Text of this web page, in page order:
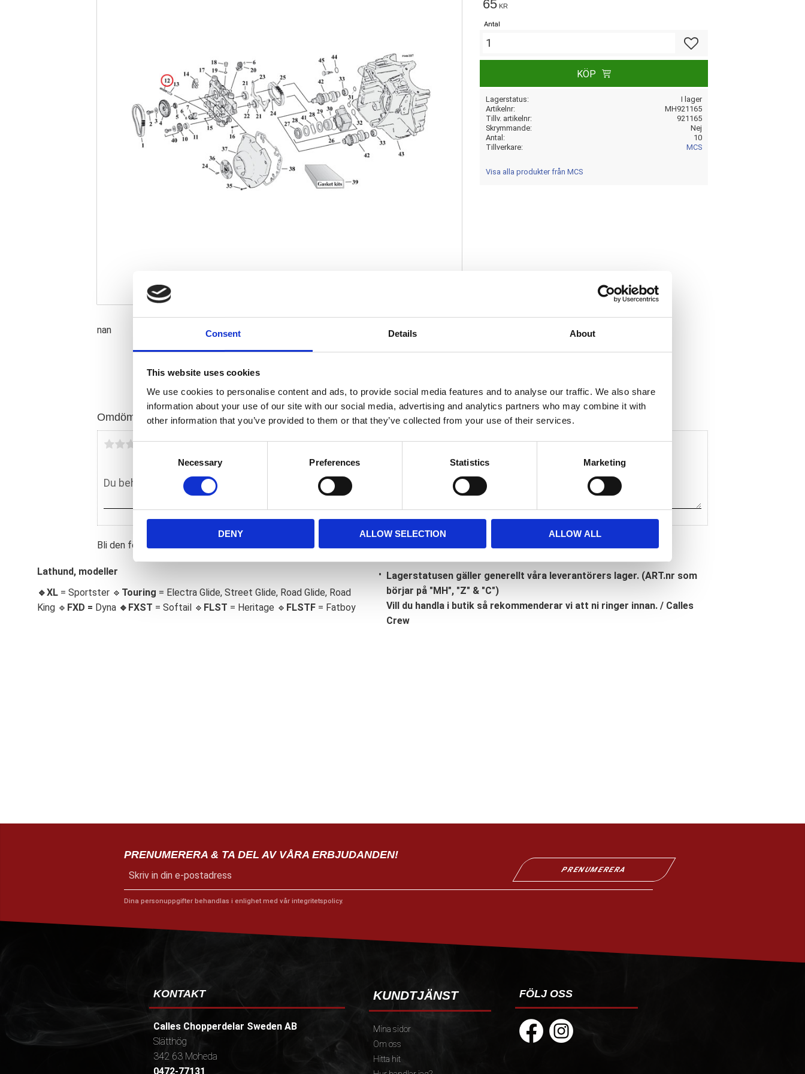
Consent Details About
This website uses cookies
We use cookies to personalise content and ads, to provide social media features and to analyse our traffic. We also share
information about your use of our site with our social media, advertising and analytics partners who may combine it with
other information that you’ve provided to them or that they’ve collected from your use of their services.
C
S
e
e
c
Necessary Preferences Statistics Marketing
DENY ALLOW SELECTION ALLOW ALL
65 KR
Antal
KÖP
Lagerstatus
I lager
Artikelnr
MH921165
Tillv. artikelnr
921165
Skrymmande
Nej
Antal
10
Tillverkare
MCS
Visa alla produkter från MCS
nan
Dela med dig
c
b
o
Omdömen
Du
Bli den första att lämna ett omdöme.
Lathund, modeller
🔹XL = Sportster 🔹 Touring = Electra Glide, Street Glide, Road Glide, Road
King 🔹 FXD = Dyna 🔹 FXST = Softail 🔹 FLST = Heritage 🔹 FLSTF = Fatboy
Lagerstatusen gäller generellt våra leverantörers lager. (ART.nr som
börjar på "MH", "Z" & "C")
Vill du handla i butik så rekommenderar vi att ni ringer innan. / Calles
Crew
PRENUMERERA & TA DEL AV VÅRA ERBJUDANDEN!
PRENUMERERA
Dina personuppgifter behandlas i enlighet med vår integritetspolicy.
KONTAKT
Calles Chopperdelar Sweden AB
Slätthög
342 63 Moheda
0472-77131
KUNDTJÄNST
Mina sidor
Om oss
Hitta hit
FÖLJ OSS